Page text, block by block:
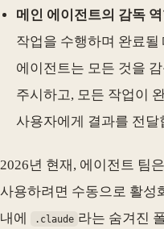
메인 에이전트의 감독
작업을 수행하며 완료될
에이전트는 모든 것을
주시하고, 모든 작업이
사용자에게 결과를 전달
2026년 현재, 에이전트 팀
사용하려면 수동으로 활성
내에
.claude 라는 숨겨진